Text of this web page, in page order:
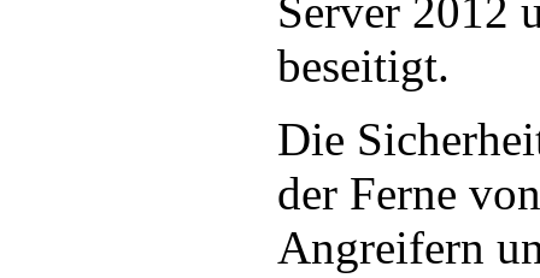
Server 2012
beseitigt.
Die
der Ferne
Angreifern